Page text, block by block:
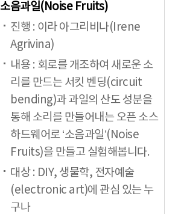
소음과일(Noise Fruits)
진행 : 이라 아그리비나(Irene
Agrivina)
내용 : 회로를 개조하여 새로운 소
리를 만드는 서킷 벤딩(circuit
bending)과 과일의 산도 성분을
통해 소리를 만들어내는 오픈 소스
하드웨어로 ‘소음과일’(Noise
Fruits)을 만들고 실험해봅니다.
대상 : DIY, 생물학, 전자예술
(electronic art)에 관심 있는 누
구나